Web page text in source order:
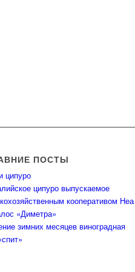
ПОСТЫ
ципуро
ципуро выпускаемое
кооперативом Неа
«Диметра»
зимних месяцев виноградная